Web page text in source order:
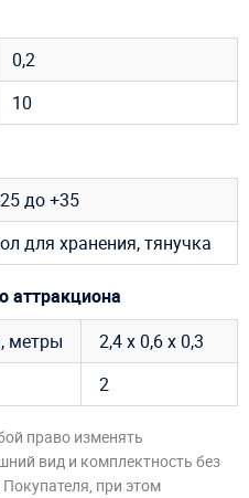
0,2
10
до +35
для хранения, тянучка
аттракциона
метры
2,4 х 0,6 х 0,3
2
право изменять
вид и комплектность без
при этом